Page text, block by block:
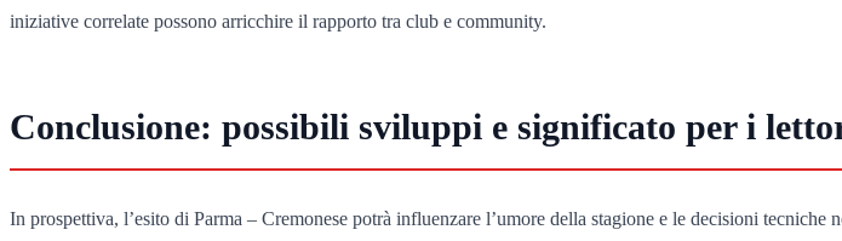
iniziative correlate possono arricchire il rapporto tra club e community.
Conclusione: possibili sviluppi e significato per i
In prospettiva, l’esito di Parma – Cremonese potrà influenzare l’umore della stagione e le decisioni